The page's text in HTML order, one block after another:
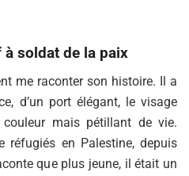
soldat de la paix
me raconter son histoire. Il a
d’un port élégant, le visage
mais pétillant de vie.
en Palestine, depuis
que plus jeune, il était un